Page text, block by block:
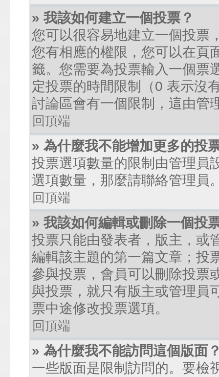
» 我該如何建立一個投票？
您可以很容易地建立一個投票
您有相應的權限，您可以在頁
籤。您需要為投票輸入一個票
定投票的時間限制（0 表示沒
討論區會有一個限制，這由管
回頂端
» 為什麼我不能增加更多的投
投票選項數量的限制由管理員
選項數量，那麼請聯絡管理員
回頂端
» 我該如何編輯或刪除一個投
投票只能由發表者，版主，或
編輯該主題的第一篇文章；投
參與投票，會員可以刪除投票
與投票，就只有版主或管理員
票中途修改投票選項。
回頂端
» 為什麼我不能訪問這個版面
一些版面是限制訪問的。要檢